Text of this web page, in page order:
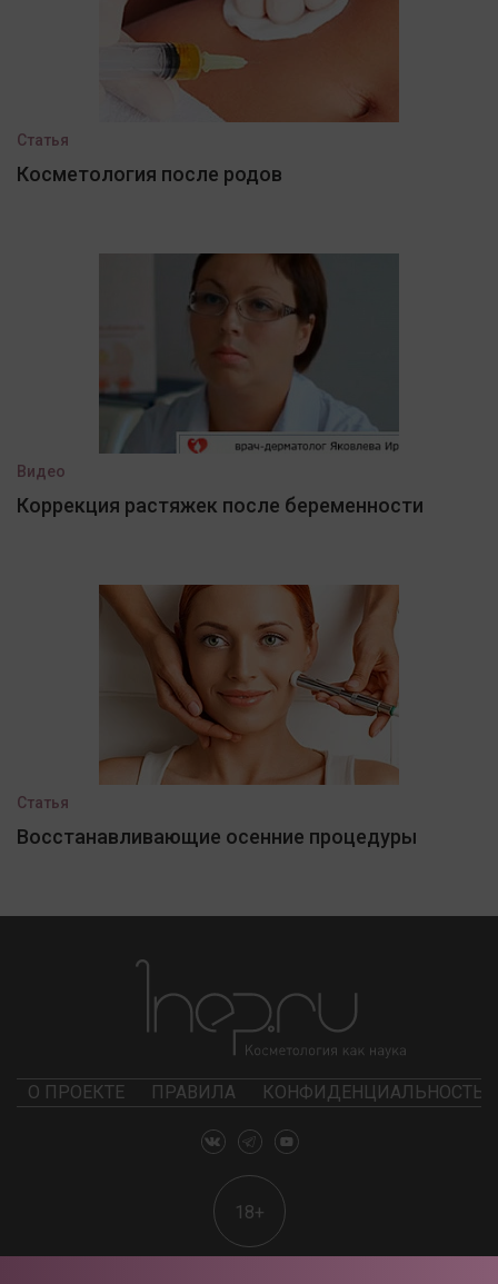
Статья
Косметология после родов
Видео
Коррекция растяжек после беременности
Статья
Восстанавливающие осенние процедуры
О ПРОЕКТЕ ПРАВИЛА КОНФИДЕНЦИАЛЬНОСТЬ
18+